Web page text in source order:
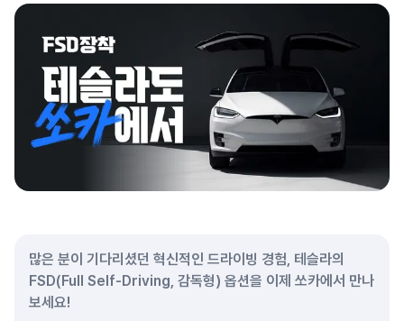
많은 분이 기다리셨던 혁신적인 드라이빙 경험, 테슬라의
FSD(Full Self-Driving, 감독형) 옵션을 이제 쏘카에서 만나
보세요!